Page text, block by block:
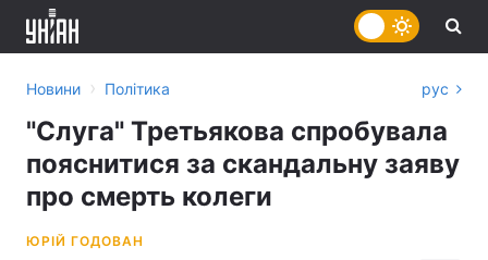
Новини › Політика рус
"Слуга" Третьякова спробувала
пояснитися за скандальну заяву
про смерть колеги
ЮРІЙ ГОДОВАН